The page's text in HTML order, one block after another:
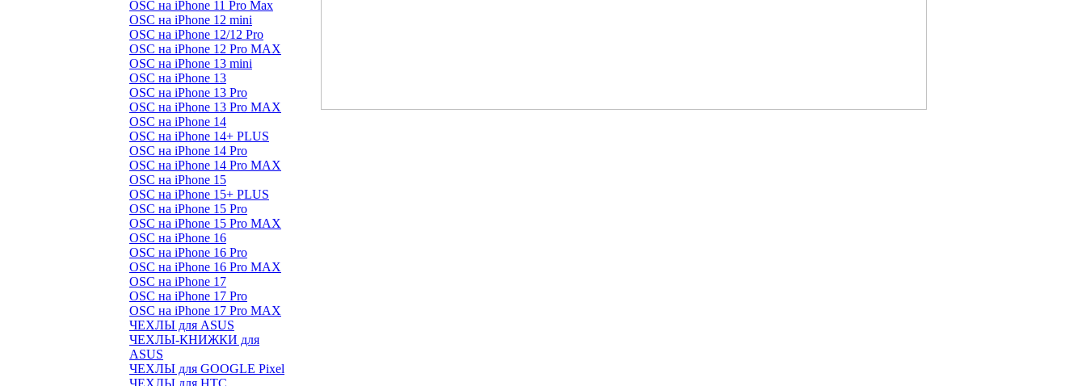
OSC на iPhone 11 Pro Max
OSC на iPhone 12 mini
OSC на iPhone 12/12 Pro
OSC на iPhone 12 Pro MAX
OSC на iPhone 13 mini
OSC на iPhone 13
OSC на iPhone 13 Pro
OSC на iPhone 13 Pro MAX
OSC на iPhone 14
OSC на iPhone 14+ PLUS
OSC на iPhone 14 Pro
OSC на iPhone 14 Pro MAX
OSC на iPhone 15
OSC на iPhone 15+ PLUS
OSC на iPhone 15 Pro
OSC на iPhone 15 Pro MAX
OSC на iPhone 16
OSC на iPhone 16 Pro
OSC на iPhone 16 Pro MAX
OSC на iPhone 17
OSC на iPhone 17 Pro
OSC на iPhone 17 Pro MAX
ЧЕХЛЫ для ASUS
ЧЕХЛЫ-КНИЖКИ для
ASUS
ЧЕХЛЫ для GOOGLE Pixel
ЧЕХЛЫ для HTC